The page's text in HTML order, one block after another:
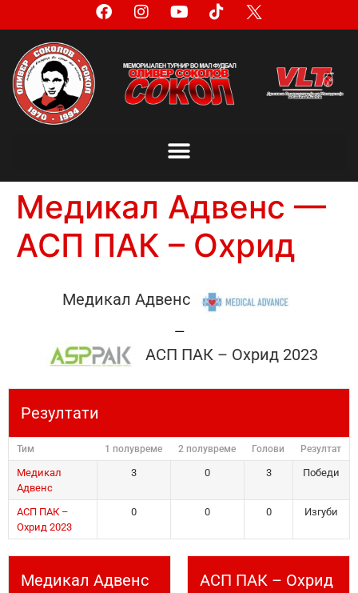
Медикал Адвенс —
АСП ПАК – Охрид
Медикал Адвенс
—
АСП ПАК – Охрид 2023
Резултати
Тим 1 полувреме 2 полувреме Голови Резултат
Медикал
Адвенс
3 0 3 Победи
АСП ПАК –
Охрид 2023
0 0 0 Изгуби
Медикал Адвенс
АСП ПАК – Охрид